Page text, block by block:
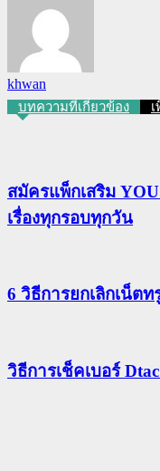
khwan
บทความที่เกี่ยวข้อง
สมัครแพ็กเสริม
เรื่องทุกรอบทุกวัน
6 วิธีการยกเลิกเน็ต
วิธีการเช็คเบอร์